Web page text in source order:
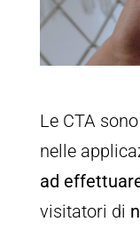
Le CTA sono
nelle
ad
visitatori di